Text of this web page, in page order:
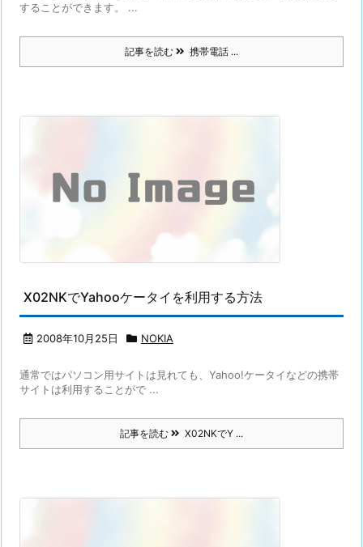
することができます。 ...
記事を読む 携帯電話 ...
X02NKでYahooケータイを利用する方法
2008年10月25日 NOKIA
通常ではパソコン用サイトは見れても、Yahoo!ケータイなどの携帯
サイトは利用することがで ...
記事を読む X02NKでY ...